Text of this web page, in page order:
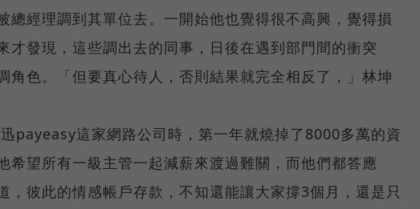
總經理調到其單位去。一開始他也覺得很不高興，覺得損
才發現，這些調出去的同事，日後在遇到部門間的衝突
角色。「但要真心待人，否則結果就完全相反了，」林坤
payeasy這家網路公司時，第一年就燒掉了8000多萬的資
希望所有一級主管一起減薪來渡過難關，而他們都答應
，彼此的情感帳戶存款，不知還能讓大家撐3個月，還是只